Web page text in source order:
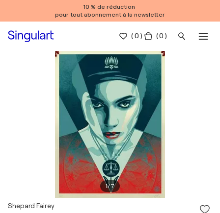
10 % de réduction
pour tout abonnement à la newsletter
(0 ) ( 0 )
1/7
Shepard Fairey